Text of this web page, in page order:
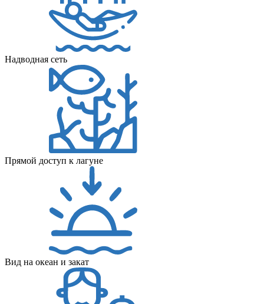
Надводная сеть
Прямой доступ к лагуне
Вид на океан и закат